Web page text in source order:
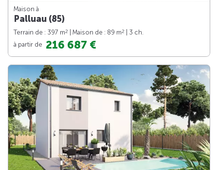
Maison à
Palluau (85)
Terrain de : 397 m2 | Maison de : 89 m2
| 3 ch.
à partir de 216 687 €